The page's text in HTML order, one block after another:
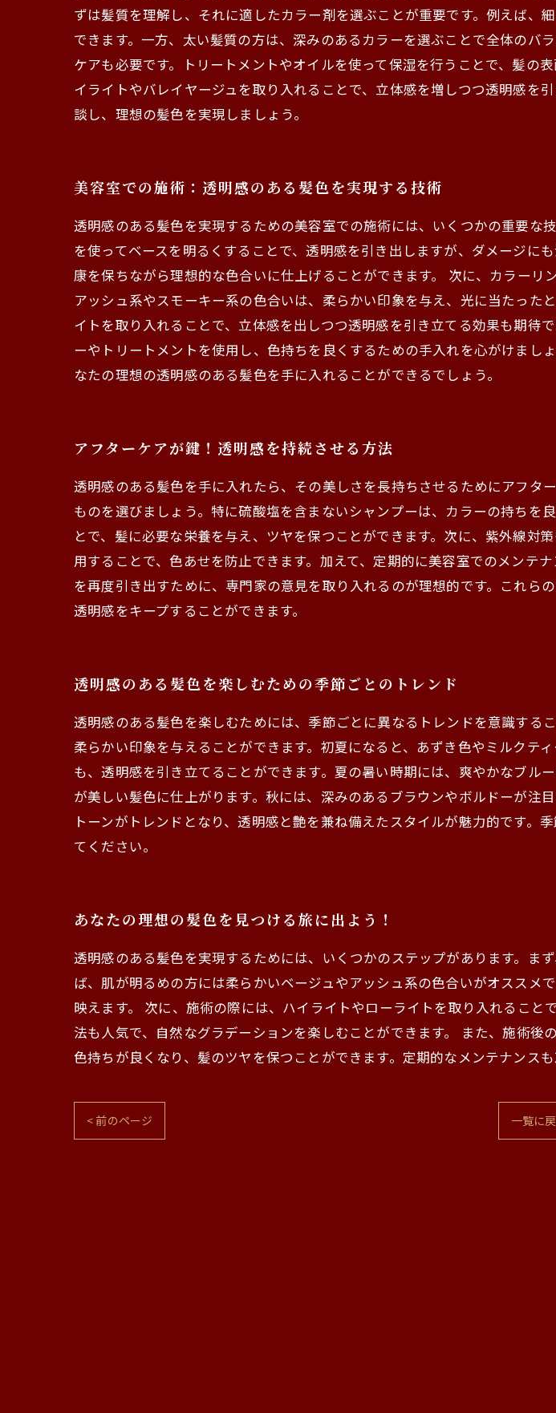
ずは髪質を理解し、それに適したカラー剤を選ぶことが重要です。例えば、
できます。一方、太い髪質の方は、深みのあるカラーを選ぶことで全体のバ
ケアも必要です。トリートメントやオイルを使って保湿を行うことで、髪の
イライトやバレイヤージュを取り入れることで、立体感を増しつつ透明感を
談し、理想の髪色を実現しましょう。
美容室での施術：透明感のある髪色を実現する技術
透明感のある髪色を実現するための美容室での施術には、いくつかの重要な
を使ってベースを明るくすることで、透明感を引き出しますが、ダメージに
康を保ちながら理想的な色合いに仕上げることができます。 次に、カラーリ
アッシュ系やスモーキー系の色合いは、柔らかい印象を与え、光に当たっ
イトを取り入れることで、立体感を出しつつ透明感を引き立てる効果も期待
ーやトリートメントを使用し、色持ちを良くするための手入れを心がけまし
なたの理想の透明感のある髪色を手に入れることができるでしょう。
アフターケアが鍵！透明感を持続させる方法
透明感のある髪色を手に入れたら、その美しさを長持ちさせるためにアフタ
ものを選びましょう。特に硫酸塩を含まないシャンプーは、カラーの持ちを
とで、髪に必要な栄養を与え、ツヤを保つことができます。次に、紫外線対
用することで、色あせを防止できます。加えて、定期的に美容室でのメンテ
を再度引き出すために、専門家の意見を取り入れるのが理想的です。これら
透明感をキープすることができます。
透明感のある髪色を楽しむための季節ごとのトレンド
透明感のある髪色を楽しむためには、季節ごとに異なるトレンドを意識する
柔らかい印象を与えることができます。初夏になると、あずき色やミルクテ
も、透明感を引き立てることができます。夏の暑い時期には、爽やかなブル
が美しい髪色に仕上がります。秋には、深みのあるブラウンやボルドーが注
トーンがトレンドとなり、透明感と艶を兼ね備えたスタイルが魅力的です
てください。
あなたの理想の髪色を見つける旅に出よう！
透明感のある髪色を実現するためには、いくつかのステップがあります。ま
ば、肌が明るめの方には柔らかいベージュやアッシュ系の色合いがオススメ
映えます。 次に、施術の際には、ハイライトやローライトを取り入れるこ
法も人気で、自然なグラデーションを楽しむことができます。 また、施術後
色持ちが良くなり、髪のツヤを保つことができます。定期的なメンテナンス
< 前のページ 一覧に